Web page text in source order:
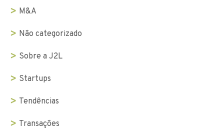
M&A
Não categorizado
Sobre a J2L
Startups
Tendências
Transações